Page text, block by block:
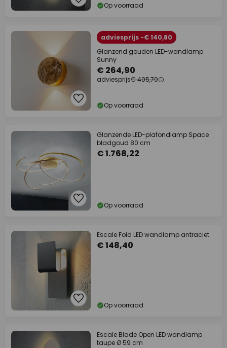
Op voorraad
adviesprijs -€ 140,80
Glanzend gouden LED-wandlamp
Sunny
€ 264,90
adviesprijs€ 405,70
Op voorraad
Glanzende LED-plafondlamp Space
bladgoud 80 cm
€ 1.768,22
Op voorraad
Escale Fold LED wandlamp antraciet
€ 148,40
Op voorraad
Escale Blade Open LED wandlamp
taupe Ø 59 cm